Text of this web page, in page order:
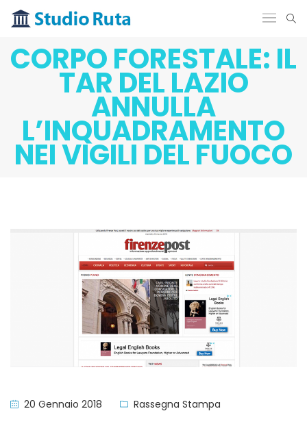
CORPO FORESTALE: IL
TAR DEL LAZIO
ANNULLA
L’INQUADRAMENTO
NEI VIGILI DEL FUOCO
20 Gennaio 2018 Rassegna Stampa